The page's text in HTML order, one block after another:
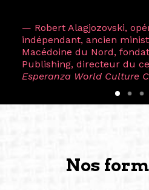
— Robert Alagjozovski,
indépendant, ancien
Macédoine du Nord,
Publishing, directeur du
Esperanza World Culture
Nos